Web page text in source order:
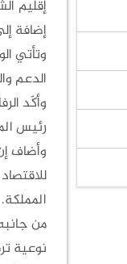
إضافة
وتأتي
الدعم
وأكّد
رئيس
وأضاف
المملكة.
من
نوعية